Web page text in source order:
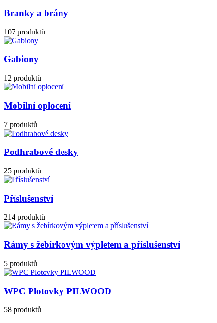
Branky a brány
107 produktů
Gabiony
12 produktů
Mobilní oplocení
7 produktů
Podhrabové desky
25 produktů
Příslušenství
214 produktů
Rámy s žebírkovým výpletem a příslušenství
5 produktů
WPC Plotovky PILWOOD
58 produktů